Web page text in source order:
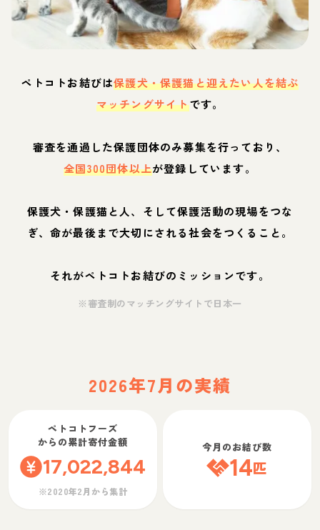
ペトコトお結びは保護犬・保護猫と迎えたい人を結ぶ
マッチングサイトです。
審査を通過した保護団体のみ募集を行っており、
全国300団体以上が登録しています。
保護犬・保護猫と人、そして保護活動の現場をつな
ぎ、命が最後まで大切にされる社会をつくること。
それがペトコトお結びのミッションです。
※審査制のマッチングサイトで日本一
2026年7月の実績
ペトコトフーズ
からの累計寄付金額
17,022,844
※2020年2月から集計
今月のお結び数
14匹